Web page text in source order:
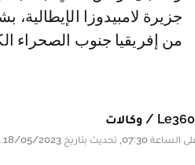
جزيرة لامبيدوزا
من إفريقيا جنوب الصحراء
Le360 / وكالات